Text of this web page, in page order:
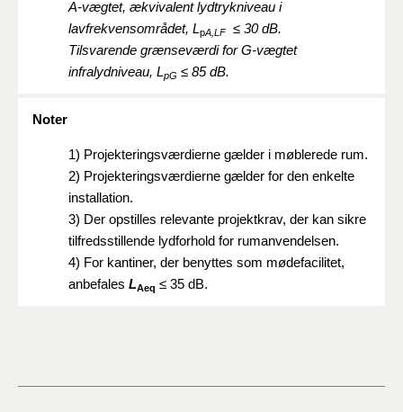
A-vægtet, ækvivalent lydtrykniveau i
lavfrekvensområdet, LpA,LF≤ 30 dB.
Tilsvarende grænseværdi for G-vægtet
infralydniveau, LpG ≤ 85 dB.
Noter
1) Projekteringsværdierne gælder i møblerede rum.
2) Projekteringsværdierne gælder for den enkelte
installation.
3) Der opstilles relevante projektkrav, der kan sikre
tilfredsstillende lydforhold for rumanvendelsen.
4) For kantiner, der benyttes som mødefacilitet,
anbefales LAeq ≤ 35 dB.